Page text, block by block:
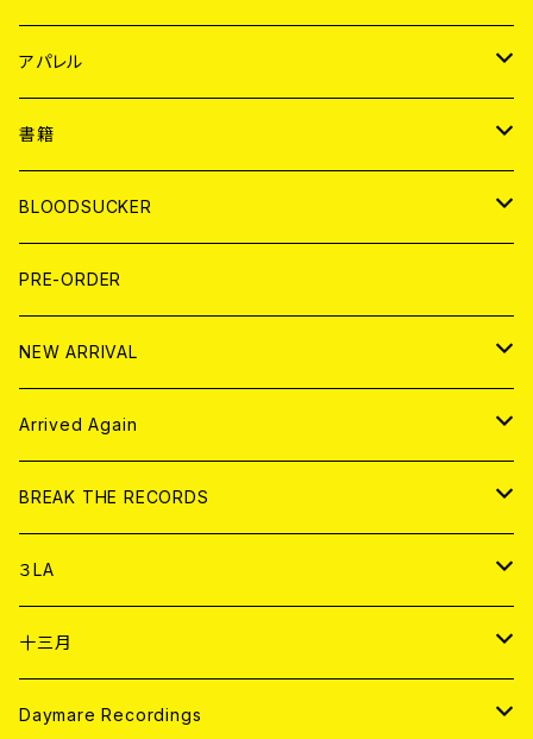
WORLD
JAPAN
７EP
LP
WORLD
7EP
LP
アパレル
JAPAN
T-shirt
HOOD
WORLD
T-shirt
HOOD
書籍
MAGAZINE
BOLLOCKS
EL ZINE
写真集 (PHOTOBOOK)
BLOODSUCKER
CD
アナログ
アパレル
書籍
DIGITAL CONTENTS
PRE-ORDER
NEW ARRIVAL
CD
アナログ
Arrived Again
CD
アナログ
BREAK THE RECORDS
CD
ANALOG
アパレル
３LA
CD
ANALOG
十三月
CD
Daymare Recordings